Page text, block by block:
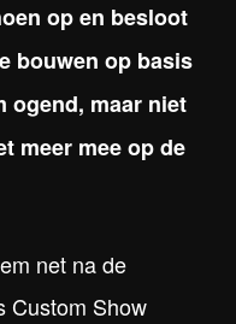
op en besloot
bouwen op basis
ogend, maar niet
meer mee op de
net na de
Custom Show